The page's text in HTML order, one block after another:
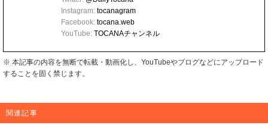
Instagram: tocanagram
Facebook: tocana.web
YouTube: TOCANAチャンネル
※ 本記事の内容を無断で転載・動画化し、YouTubeやブログなどにアップロード
することを固く禁じます。
関連記事